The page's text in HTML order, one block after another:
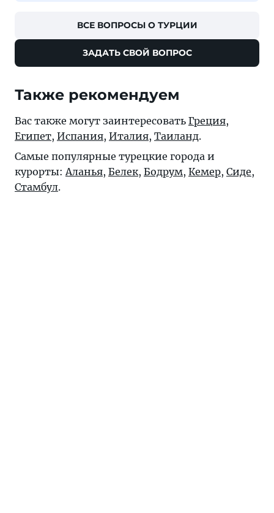
ВСЕ ВОПРОСЫ О ТУРЦИИ
ЗАДАТЬ СВОЙ ВОПРОС
Также рекомендуем
Вас также могут заинтересовать Греция,
Египет, Испания, Италия, Таиланд.
Самые популярные турецкие города и
курорты:Аланья, Белек, Бодрум, Кемер, Сиде,
Стамбул.